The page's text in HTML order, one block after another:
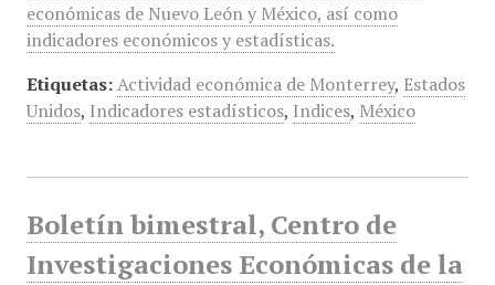
económicas de Nuevo León y México, así como
indicadores económicos y estadísticas.
Etiquetas: Actividad económica de Monterrey, Estados
Unidos, Indicadores estadísticos, Indices, México
Boletín bimestral, Centro de
Investigaciones Económicas de la